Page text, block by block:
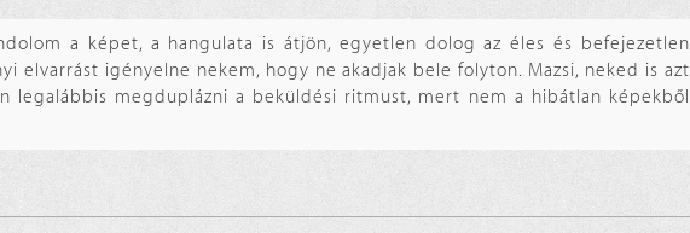
a képet, a hangulata is átjön, egyetlen dolog az éles és befejezetlen
elvarrást igényelne nekem, hogy ne akadjak bele folyton. Mazsi, neked is azt
legalábbis megduplázni a beküldési ritmust, mert nem a hibátlan képekből